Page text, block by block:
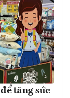
tăng sức